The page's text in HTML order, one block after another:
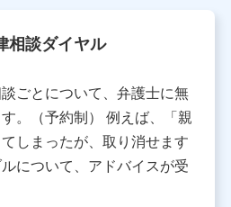
用データの項目】
ドコモ・フィナンシャルグルー
じて取得した、以下の情報など
ドレス、お客さまの識別子、属
ビスのご利用に関する情報。例
相談ダイヤル
ごとについて、弁護士に無
。（予約制） 例えば、「親
しまったが、取り消せます
について、アドバイスが受